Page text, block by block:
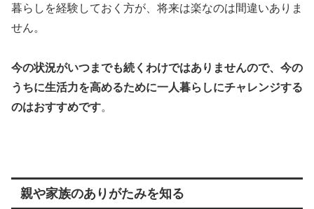
暮らしを経験しておく方が、将来は楽なのは間違いありま
せん。
今の状況がいつまでも続くわけではありませんので、今の
うちに生活力を高めるために一人暮らしにチャレンジする
のはおすすめです。
親や家族のありがたみを知る